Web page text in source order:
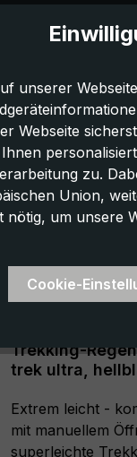
Trekking-
trek ultra,
Extrem leicht -
mit manuellem
superleichte
unserer
Webseite
zu.
Union,
nötig, um unsere
Cookie-